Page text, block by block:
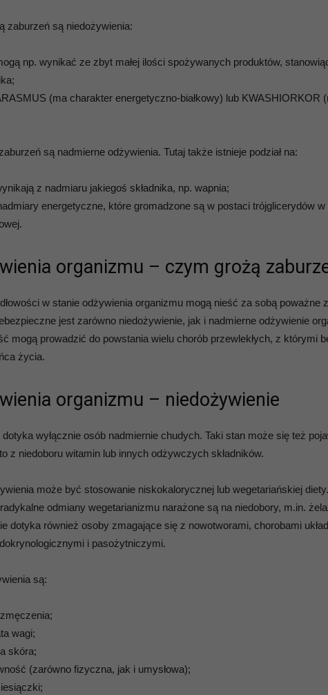
zaburzeń są niedożywienia:
np. wynikać ze zbyt małej ilości spożywanych produktów,
(ma charakter energetyczno-białkowy) lub KWASHIORKOR
są nadmierne odżywienia. Tutaj także istnieje podział na:
z nadmiaru jakiegoś składnika, np. wapnia;
energetyczne, które gromadzone są w postaci trójglicerydów
organizmu – czym grożą
w stanie odżywienia organizmu mogą nieść za sobą poważne
jest zarówno niedożywienie, jak i nadmierne odżywienie
mogą prowadzić do powstania wielu chorób przewlekłych, z którymi
życia.
organizmu – niedożywienie
wyłącznie osób nadmiernie chudych. Taki stan może się też
z niedoboru witamin lub innych odżywczych składników.
może być stosowanie niskokalorycznej lub wegetariańskiej
odmiany wegetarianizmu narażone są na niedobory, m.in.
dotyka również osoby zmagające się z nowotworami, chorobami
i pasożytniczymi.
są:
wagi;
skóra;
(zarówno fizyczna, jak i umysłowa);